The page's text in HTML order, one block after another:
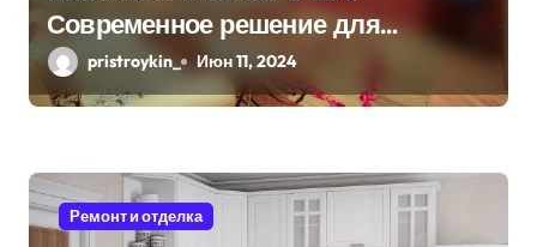
с
я
Современное решение для
стильного интерьера
pristroykin_ Июн 11, 2024
Ремонт и отделка